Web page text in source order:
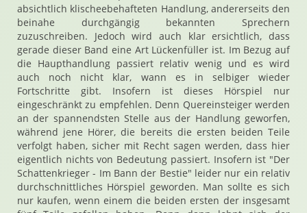
absichtlich klischeebehafteten Handlung, andererseits den
beinahe durchgängig bekannten Sprechern
zuzuschreiben. Jedoch wird auch klar ersichtlich, dass
gerade dieser Band eine Art Lückenfüller ist. Im Bezug auf
die Haupthandlung passiert relativ wenig und es wird
auch noch nicht klar, wann es in selbiger wieder
Fortschritte gibt. Insofern ist dieses Hörspiel nur
eingeschränkt zu empfehlen. Denn Quereinsteiger werden
an der spannendsten Stelle aus der Handlung geworfen,
während jene Hörer, die bereits die ersten beiden Teile
verfolgt haben, sicher mit Recht sagen werden, dass hier
eigentlich nichts von Bedeutung passiert. Insofern ist "Der
Schattenkrieger - Im Bann der Bestie" leider nur ein relativ
durchschnittliches Hörspiel geworden. Man sollte es sich
nur kaufen, wenn einem die beiden ersten der insgesamt